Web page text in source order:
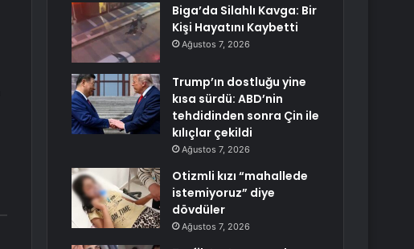
Biga’da Silahlı Kavga: Bir
Kişi Hayatını Kaybetti
Ağustos 7, 2026
Trump’ın dostluğu yine
kısa sürdü: ABD’nin
tehdidinden sonra Çin ile
kılıçlar çekildi
Ağustos 7, 2026
Otizmli kızı “mahallede
istemiyoruz” diye
dövdüler
Ağustos 7, 2026